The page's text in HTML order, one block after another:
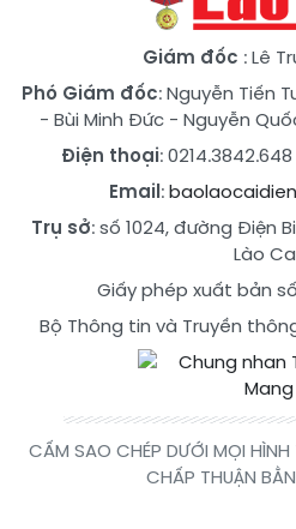
Giám đốc : Lê
Phó Giám đốc:Nguyễn Tiến
- Bùi Minh Đức- Nguyễn
Điện thoại: 0214.3842.648
Email:
Trụ sở: số 1024, đường Điện
Lào
Giấy phép xuất bản
Bộ Thông tin và Truyền
CẤM SAO CHÉP DƯỚI MỌI
CHẤP THUẬN